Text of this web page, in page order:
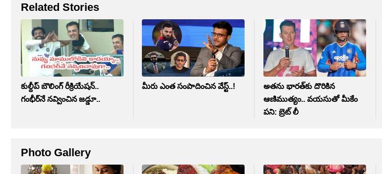
Related Stories
కుల్దీప్ బౌలింగ్ రీక్రియేషన్..
గంభీర్‌నే నవ్వించిన జడ్డూ..
మీరు ఎంత సంపాదించిన వేస్ట్..!
అతను భారత్‌కు దొరికిన
ఆణిముత్యం.. వయసుతో మీకేం
పని: బ్రెట్ లీ
Photo Gallery